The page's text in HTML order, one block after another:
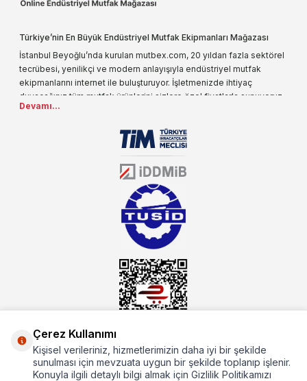
Türkiye’nin En Büyük Endüstriyel Mutfak Ekipmanları Mağazası
İstanbul Beyoğlu’nda kurulan mutbex.com, 20 yıldan fazla sektörel
tecrübesi, yenilikçi ve modern anlayışıyla endüstriyel mutfak
ekipmanlarını internet ile buluşturuyor. İşletmenizde ihtiyaç
duyacağınız tüm mutfak ürünlerini sizlere özel fiyatlarla sunuyoruz.
Endüstriyel mutfak malzemesi deyince akla gelen ilk adreslerden
sektörün farklı alanlarında da faliyet gösteren mutbex.com,
Öztiryakiler resmi bayisidir. Öztiryakiler ürünleri üzerinde büyük bir
donanıma sahip ekibi ile müşterilerine koşulsuz destek sunan
mutbex.com ile endüstriyel mutfak malzemeleri konusunda
alacağınız hizmet standartların her zaman üstünde olacaktır.
Devamı...
Hakkımızda
Çerez Kullanımı
Kişisel verileriniz, hizmetlerimizin daha iyi bir şekilde
sunulması için mevzuata uygun bir şekilde toplanıp işlenir.
Konuyla ilgili detaylı bilgi almak için Gizlilik Politikamızı